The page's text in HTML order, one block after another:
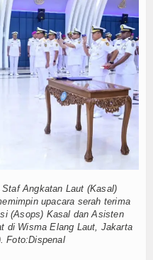
dan Kelancaran Logistik,
0% ke Jepang, KKP Jaga
Lindungi Mangrove dan
KKP Pastikan Ribuan SDM Siap
Literasi Pindar, Pers
Penguatan Kompetensi
di Belawan, Patkamla Rubiah
Pekerja, Menaker:
dan Kelancaran Logistik,
0% ke Jepang, KKP Jaga
Lindungi Mangrove dan
KKP Pastikan Ribuan SDM Siap
Literasi Pindar, Pers
Staf Angkatan Laut (Kasal)
upacara serah terima
(Asops) Kasal dan Asisten
di Wisma Elang Laut, Jakarta
Foto:Dispenal